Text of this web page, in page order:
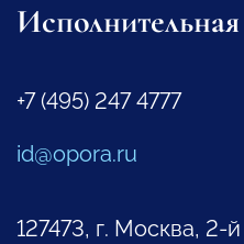
+7 (495) 247 4777
id@opora.ru
127473, г. Москва, 2-